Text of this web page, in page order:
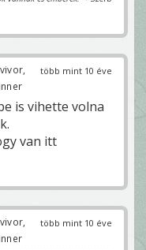
több mint 10 éve
is vihette volna
van itt
több mint 10 éve